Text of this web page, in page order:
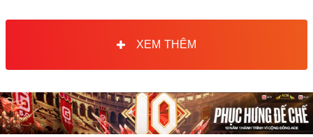
XEM THÊM